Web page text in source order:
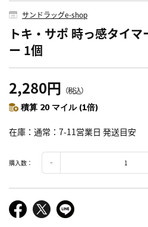
サンドラッグe-shop
トキ・サポ 時っ感タイ
ー 1個
2,280円 （税込）
積算 20 マイル (1倍)
在庫 通常：7-11営業日 発送目安
購入数：